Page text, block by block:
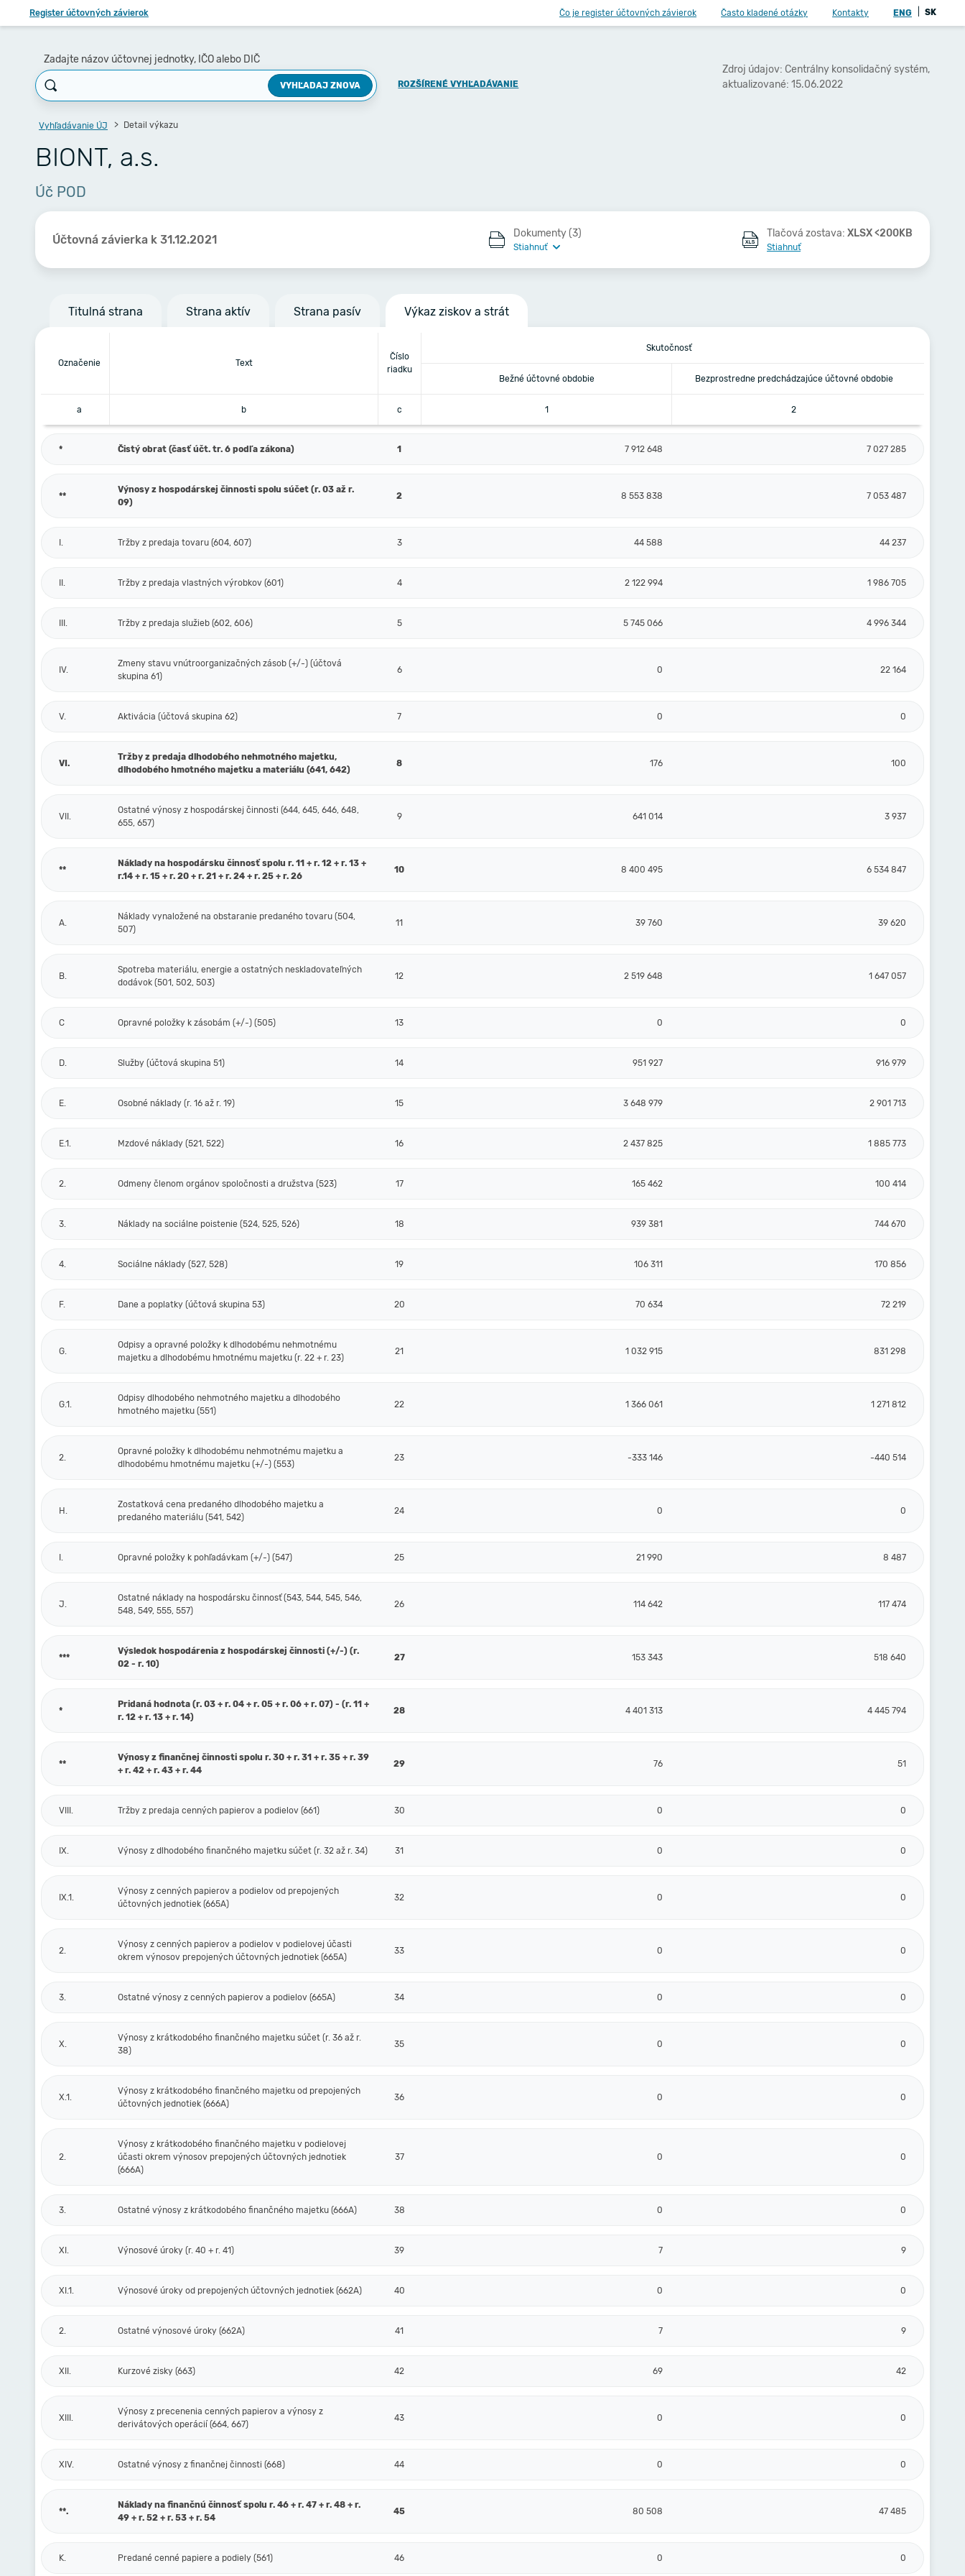
Register účtovných závierok Čo je register účtovných závierok Často kladené otázky Kontakty ENG SK
Zadajte názov účtovnej jednotky, IČO alebo DIČ
VYHĽADAJ ZNOVA ROZŠÍRENÉ VYHĽADÁVANIE
Zdroj údajov: Centrálny konsolidačný systém,
aktualizované: 15.06.2022
Vyhľadávanie ÚJ Detail výkazu
BIONT, a.s.
Úč POD
Účtovná závierka k 31.12.2021 Dokumenty (3)
Stiahnuť
Tlačová zostava: XLSX <200KB
Stiahnuť
Titulná strana Strana aktív Strana pasív Výkaz ziskov a strát
Označenie Text
Číslo
riadku
Skutočnosť
Bežné účtovné obdobie Bezprostredne predchádzajúce účtovné obdobie
a b c 1 2
* Čistý obrat (časť účt. tr. 6 podľa zákona) 1 7 912 648 7 027 285
**
Výnosy z hospodárskej činnosti spolu súčet (r. 03 až r.
09)
2 8 553 838 7 053 487
I. Tržby z predaja tovaru (604, 607) 3 44 588 44 237
II. Tržby z predaja vlastných výrobkov (601) 4 2 122 994 1 986 705
III. Tržby z predaja služieb (602, 606) 5 5 745 066 4 996 344
IV.
Zmeny stavu vnútroorganizačných zásob (+/-) (účtová
skupina 61)
6 0 22 164
V. Aktivácia (účtová skupina 62) 7 0 0
VI.
Tržby z predaja dlhodobého nehmotného majetku,
dlhodobého hmotného majetku a materiálu (641, 642)
8 176 100
VII.
Ostatné výnosy z hospodárskej činnosti (644, 645, 646, 648,
655, 657)
9 641 014 3 937
**
Náklady na hospodársku činnosť spolu r. 11 + r. 12 + r. 13 +
r.14 + r. 15 + r. 20 + r. 21 + r. 24 + r. 25 + r. 26
10 8 400 495 6 534 847
A.
Náklady vynaložené na obstaranie predaného tovaru (504,
507)
11 39 760 39 620
B.
Spotreba materiálu, energie a ostatných neskladovateľných
dodávok (501, 502, 503)
12 2 519 648 1 647 057
C Opravné položky k zásobám (+/-) (505) 13 0 0
D. Služby (účtová skupina 51) 14 951 927 916 979
E. Osobné náklady (r. 16 až r. 19) 15 3 648 979 2 901 713
E.1. Mzdové náklady (521, 522) 16 2 437 825 1 885 773
2. Odmeny členom orgánov spoločnosti a družstva (523) 17 165 462 100 414
3. Náklady na sociálne poistenie (524, 525, 526) 18 939 381 744 670
4. Sociálne náklady (527, 528) 19 106 311 170 856
F. Dane a poplatky (účtová skupina 53) 20 70 634 72 219
G.
Odpisy a opravné položky k dlhodobému nehmotnému
majetku a dlhodobému hmotnému majetku (r. 22 + r. 23)
21 1 032 915 831 298
G.1.
Odpisy dlhodobého nehmotného majetku a dlhodobého
hmotného majetku (551)
22 1 366 061 1 271 812
2.
Opravné položky k dlhodobému nehmotnému majetku a
dlhodobému hmotnému majetku (+/-) (553)
23 -333 146 -440 514
H.
Zostatková cena predaného dlhodobého majetku a
predaného materiálu (541, 542)
24 0 0
I. Opravné položky k pohľadávkam (+/-) (547) 25 21 990 8 487
J.
Ostatné náklady na hospodársku činnosť (543, 544, 545, 546,
548, 549, 555, 557)
26 114 642 117 474
***
Výsledok hospodárenia z hospodárskej činnosti (+/-) (r.
02 - r. 10)
27 153 343 518 640
*
Pridaná hodnota (r. 03 + r. 04 + r. 05 + r. 06 + r. 07) - (r. 11 +
r. 12 + r. 13 + r. 14)
28 4 401 313 4 445 794
**
Výnosy z finančnej činnosti spolu r. 30 + r. 31 + r. 35 + r. 39
+ r. 42 + r. 43 + r. 44
29 76 51
VIII. Tržby z predaja cenných papierov a podielov (661) 30 0 0
IX. Výnosy z dlhodobého finančného majetku súčet (r. 32 až r. 34) 31 0 0
IX.1.
Výnosy z cenných papierov a podielov od prepojených
účtovných jednotiek (665A)
32 0 0
2.
Výnosy z cenných papierov a podielov v podielovej účasti
okrem výnosov prepojených účtovných jednotiek (665A)
33 0 0
3. Ostatné výnosy z cenných papierov a podielov (665A) 34 0 0
X.
Výnosy z krátkodobého finančného majetku súčet (r. 36 až r.
38)
35 0 0
X.1.
Výnosy z krátkodobého finančného majetku od prepojených
účtovných jednotiek (666A)
36 0 0
2.
Výnosy z krátkodobého finančného majetku v podielovej
účasti okrem výnosov prepojených účtovných jednotiek
(666A)
37 0 0
3. Ostatné výnosy z krátkodobého finančného majetku (666A) 38 0 0
XI. Výnosové úroky (r. 40 + r. 41) 39 7 9
XI.1. Výnosové úroky od prepojených účtovných jednotiek (662A) 40 0 0
2. Ostatné výnosové úroky (662A) 41 7 9
XII. Kurzové zisky (663) 42 69 42
XIII.
Výnosy z precenenia cenných papierov a výnosy z
derivátových operácií (664, 667)
43 0 0
XIV. Ostatné výnosy z finančnej činnosti (668) 44 0 0
**.
Náklady na finančnú činnosť spolu r. 46 + r. 47 + r. 48 + r.
49 + r. 52 + r. 53 + r. 54
45 80 508 47 485
K. Predané cenné papiere a podiely (561) 46 0 0